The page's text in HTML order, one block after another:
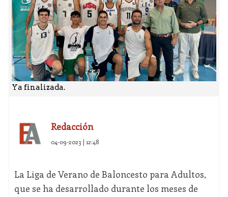
Ya finalizada.
Redacción
04-09-2023 | 12:48
La Liga de Verano de Baloncesto para Adultos,
que se ha desarrollado durante los meses de